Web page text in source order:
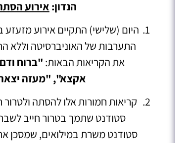
הנדון: אירוע
היום (שלישי) התקיים אירוע
התערבות של האוניברסיטה וללא
את הקריאות הבאות: "ברוח
אקצא", "מעזה יצאה
קריאות חמורות אלו להסתה ולטרור
סטודנט שתמך בטרור חייב